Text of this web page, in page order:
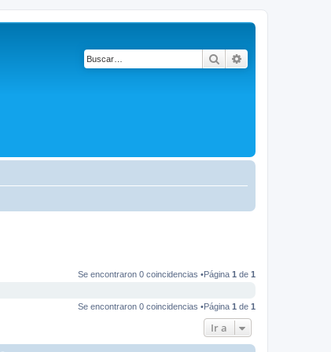
Buscar
Se encontraron 0 coincidencias •Página 1 de 1
Se encontraron 0 coincidencias •Página 1 de 1
Ir a